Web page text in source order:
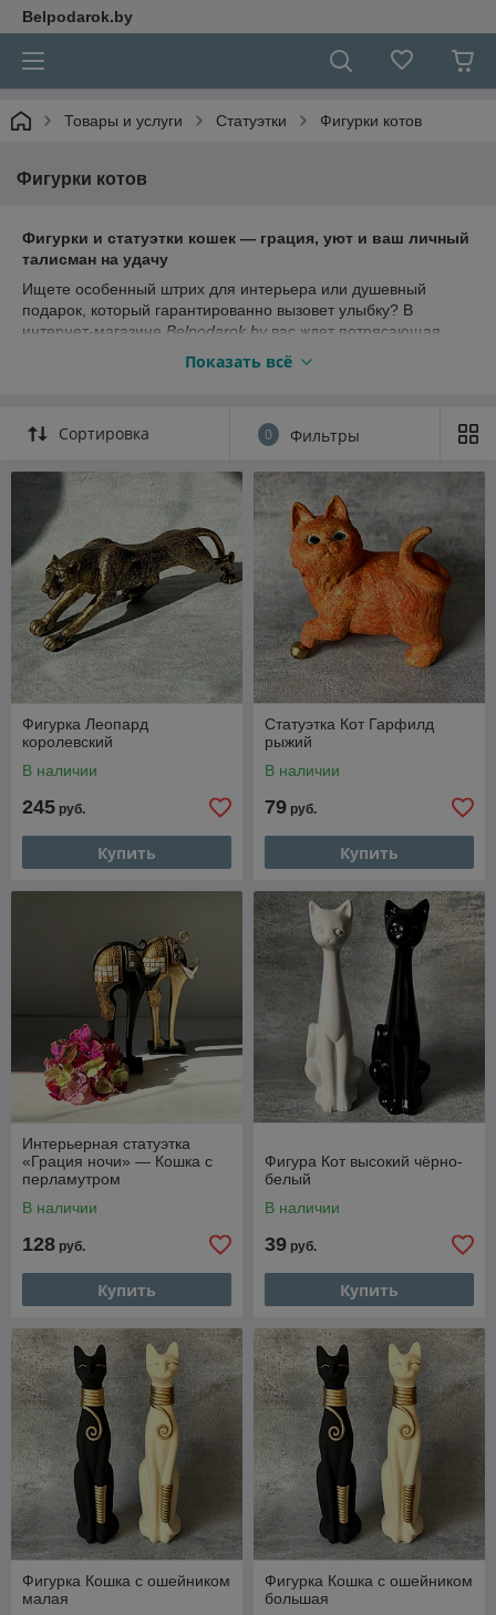
Belpodarok.by
Товары и услуги Статуэтки Фигурки котов
Фигурки котов
Фигурки и статуэтки кошек — грация, уют и ваш личный
талисман на удачу
Ищете особенный штрих для интерьера или душевный
подарок, который гарантированно вызовет улыбку? В
интернет-магазине Belpodarok.byвас ждет потрясающая
коллекция декоративных фигурок котов и кошек! От изящных
интерьерных статуэток, воплощающих истинную кошачью
счастье» на любой вкус, цвет и кошелек.
благополучия и защиты от невзгод. В нашем каталоге
представлены изделия из качественной керамики,
полистоуна и гипса от проверенных производителей. Каждая
деталь — от усов до кончика хвоста — проработана с
любовью и вниманием. Выбирайте свой идеальный
талисман, добавляйте уюта в дом и радуйте близких
стильными сувенирами. Заказать и купить фигурку кота в
Минске с доставкой по всей Беларуси можно прямо сейчас
— просто выберите своего любимца из каталога ниже!
Показать всё
Сортировка 0 Фильтры
Фигурка Леопард
королевский
В наличии
245 руб.
Купить
Статуэтка Кот Гарфилд
рыжий
В наличии
79 руб.
Купить
Интерьерная статуэтка
«Грация ночи» — Кошка с
перламутром
В наличии
128 руб.
Купить
Фигура Кот высокий чёрно-
белый
В наличии
39 руб.
Купить
Фигурка Кошка с ошейником
малая
Фигурка Кошка с ошейником
большая